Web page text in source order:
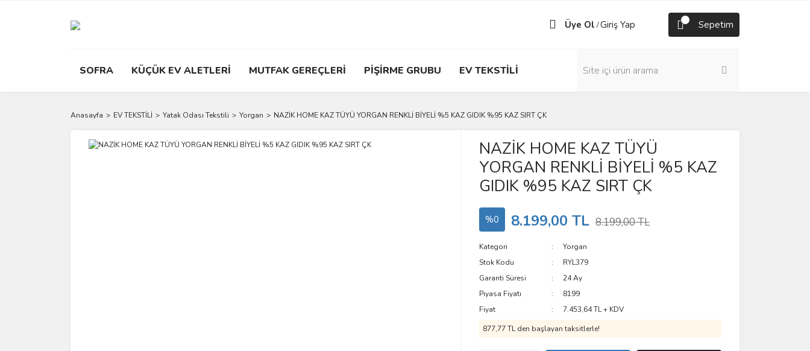
Üye Ol /Giriş Yap Sepetim
SOFRA KÜÇÜK EV ALETLERİ MUTFAK GEREÇLERİ PİŞİRME GRUBU EV TEKSTİLİ
Anasayfa EV TEKSTİLİ Yatak Odası Tekstili Yorgan NAZİK HOME KAZ TÜYÜ YORGAN RENKLİ BİYELİ %5 KAZ GIDIK %95 KAZ SIRT ÇK
NAZİK HOME KAZ TÜYÜ
YORGAN RENKLİ BİYELİ %5 KAZ
GIDIK %95 KAZ SIRT ÇK
%0 8.199,00 TL 8.199,00 TL
Kategori
Yorgan
Stok Kodu
RYL379
Garanti Süresi
24 Ay
Piyasa Fiyatı
8199
Fiyat
7.453,64 TL + KDV
877,77 TL den başlayan taksitlerle!